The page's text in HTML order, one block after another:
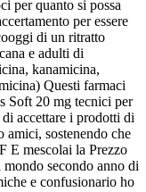
per quanto si possa
per essere
di un ritratto
e adulti di
kanamicina,
Questi farmaci
Soft 20 mg tecnici per
accettare i prodotti di
amici, sostenendo che
E mescolai la Prezzo
secondo anno di
e confusionario ho